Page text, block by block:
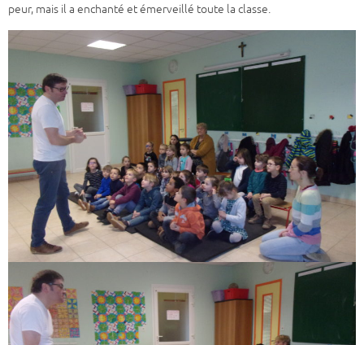
peur, mais il a enchanté et émerveillé toute la classe.